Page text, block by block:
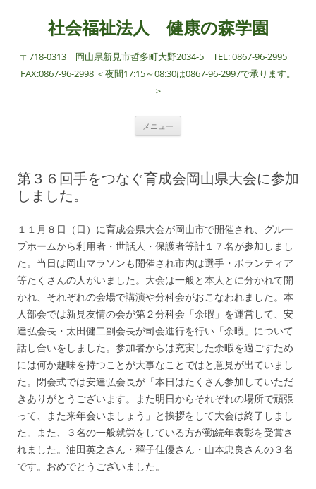
社会福祉法人 健康の森学園
〒718-0313 岡山県新見市哲多町大野2034-5 TEL: 0867-96-2995
FAX:0867-96-2998 ＜夜間17:15～08:30は0867-96-2997で承ります。
＞
メニュー
へ
ス
キ
第３６回手をつなぐ育成会岡山県大会に参加
しました。
１１月８日（日）に育成会県大会が岡山市で開催され、グルー
プホームから利用者・世話人・保護者等計１７名が参加しまし
た。当日は岡山マラソンも開催され市内は選手・ボランティア
等たくさんの人がいました。大会は一般と本人とに分かれて開
かれ、それぞれの会場で講演や分科会がおこなわれました。本
人部会では新見友情の会が第２分科会「余暇」を運営して、安
達弘会長・太田健二副会長が司会進行を行い「余暇」について
話し合いをしました。参加者からは充実した余暇を過ごすため
には何か趣味を持つことが大事なことではと意見が出ていまし
た。閉会式では安達弘会長が「本日はたくさん参加していただ
きありがとうございます。また明日からそれぞれの場所で頑張
って、また来年会いましょう」と挨拶をして大会は終了しまし
た。また、３名の一般就労をしている方が勤続年表彰を受賞さ
れました。油田英之さん・釋子佳優さん・山本忠良さんの３名
です。おめでとうございました。